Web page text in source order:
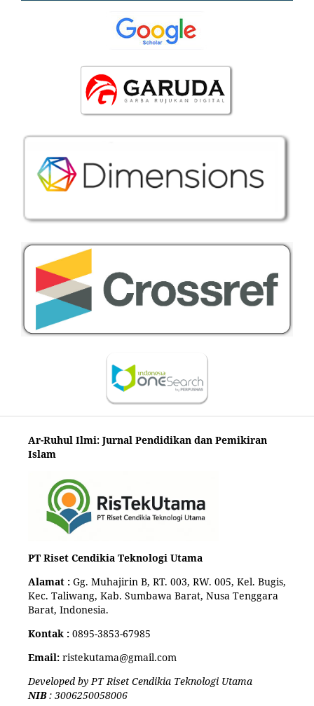
Ar-Ruhul Ilmi: Jurnal Pendidikan dan Pemikiran
Islam
PT Riset Cendikia Teknologi Utama
Alamat : Gg. Muhajirin B, RT. 003, RW. 005, Kel. Bugis,
Kec. Taliwang, Kab. Sumbawa Barat, Nusa Tenggara
Barat, Indonesia.
Kontak : 0895-3853-67985
Email:ristekutama@gmail.com
Developed by PT Riset Cendikia Teknologi Utama
NIB: 3006250058006